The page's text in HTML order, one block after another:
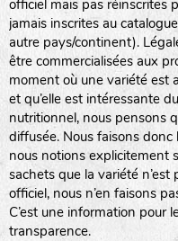
officiel mais pas réinscrites
jamais inscrites au
autre pays/continent).
être commercialisées aux
moment où une variété est
et qu’elle est intéressante
nutritionnel, nous pensons
diffusée. Nous faisons
nous notions explicitement
sachets que la variété
officiel, nous n’en faisons
C’est une information pour
transparence.